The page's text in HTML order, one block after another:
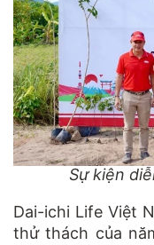
Sự kiện
Dai-ichi Life Việt
thử thách của